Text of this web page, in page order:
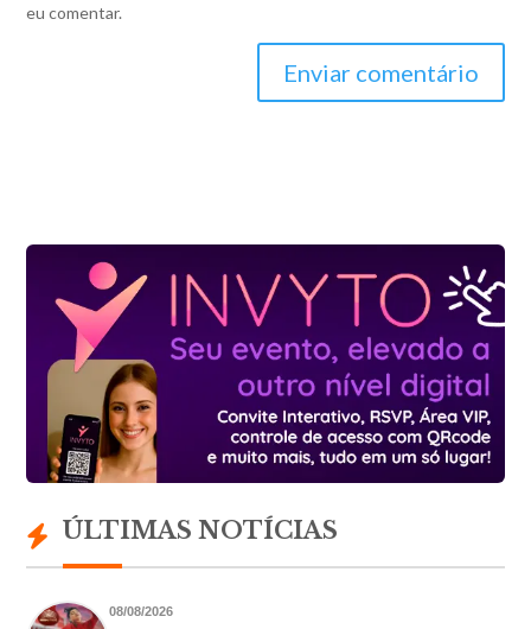
eu comentar.
Enviar comentário
ÚLTIMAS NOTÍCIAS
08/08/2026